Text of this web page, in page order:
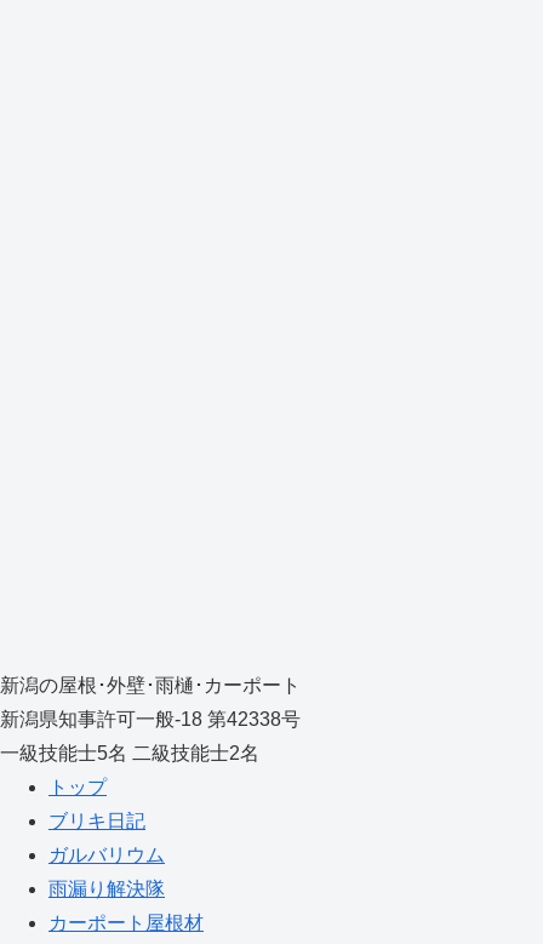
新潟の屋根･外壁･雨樋･カーポート
新潟県知事許可一般-18 第42338号
一級技能士5名 二級技能士2名
トップ
ブリキ日記
ガルバリウム
雨漏り解決隊
カーポート屋根材